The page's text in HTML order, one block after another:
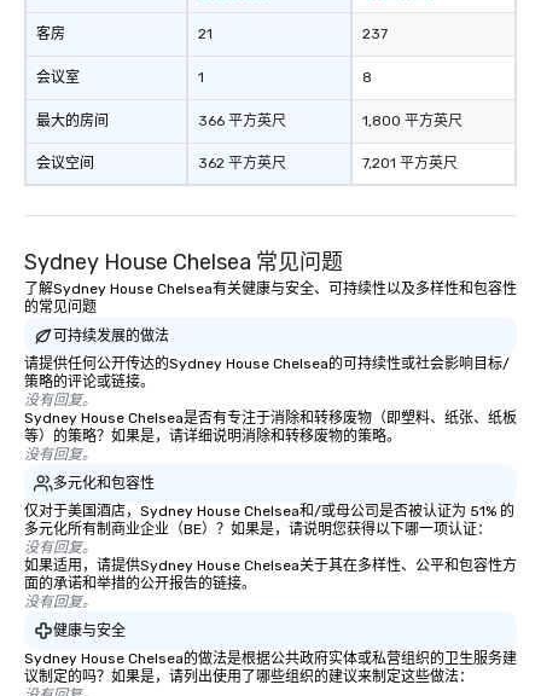
客房
会议室
最大的房间
会议空间
21
1
366 平方英尺
362 平方英尺
237
8
1,800 平方英尺
7,201 平方英尺
Sydney House Chelsea 常见问题
了解Sydney House Chelsea有关健康与安全、可持续性以及多样性和包容性
的常见问题
可持续发展的做法
请提供任何公开传达的Sydney House Chelsea的可持续性或社会影响目标/
策略的评论或链接。
没有回复。
Sydney House Chelsea是否有专注于消除和转移废物（即塑料、纸张、纸板
等）的策略？如果是，请详细说明消除和转移废物的策略。
没有回复。
多元化和包容性
仅对于美国酒店，Sydney House Chelsea和/或母公司是否被认证为 51% 的
多元化所有制商业企业（BE）？如果是，请说明您获得以下哪一项认证：
没有回复。
如果适用，请提供Sydney House Chelsea关于其在多样性、公平和包容性方
面的承诺和举措的公开报告的链接。
没有回复。
健康与安全
Sydney House Chelsea的做法是根据公共政府实体或私营组织的卫生服务建
议制定的吗？如果是，请列出使用了哪些组织的建议来制定这些做法：